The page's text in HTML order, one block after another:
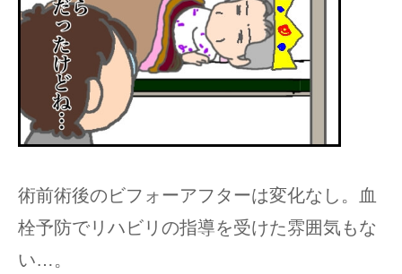
術前術後のビフォーアフターは変化なし。血
栓予防でリハビリの指導を受けた雰囲気もな
い…。